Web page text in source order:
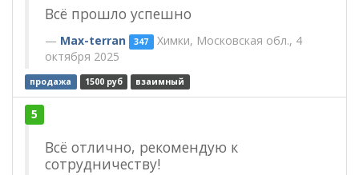
Всё прошло успешно
Max-terran 347 Химки, Московская обл., 4
октября 2025
продажа 1500 руб взаимный
5
Всё отлично, рекомендую к
сотрудничеству!